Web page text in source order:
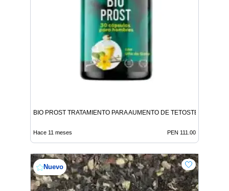
BIO PROST TRATAMIENTO PARA AUMENTO DE TETOSTERONA
Hace 11 meses PEN 111.00
Nuevo